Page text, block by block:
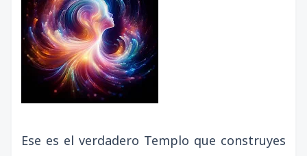
Ese es el verdadero Templo que construyes